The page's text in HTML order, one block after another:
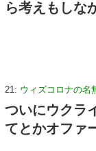
ら考えもしな
21: ウィズコロナの名
ついにウクラ
てとかオファ